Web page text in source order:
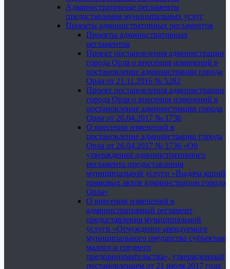
Административные регламенты
предоставления муниципальных услуг
Проекты административных регламентов
Проекты административных
регламентов
Проект постановления администрации
города Орла о внесении изменений в
постановление администрации города
Орла от 21.11.2016 № 5282
Проект постановления администрации
города Орла о внесении изменений в
постановление администрации города
Орла от 26.04.2017 № 1736
О внесении изменений в
постановление администрации города
Орла от 26.04.2017 № 1736 «Об
утверждении административного
регламента предоставления
муниципальной услуги «Выдача копий
правовых актов администрации города
Орла»
О внесении изменений в
административный регламент
предоставления муниципальной
услуги «Отчуждение арендуемого
муниципального имущества субъектам
малого и среднего
предпринимательства», утвержденный
постановлением от 21 июля 2017 года